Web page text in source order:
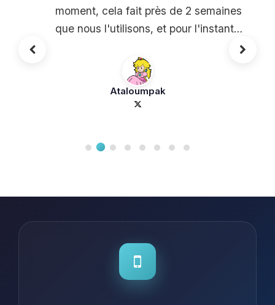
moment, cela fait près de 2 semaines
que nous l'utilisons, et pour l'instant
Ataloumpak